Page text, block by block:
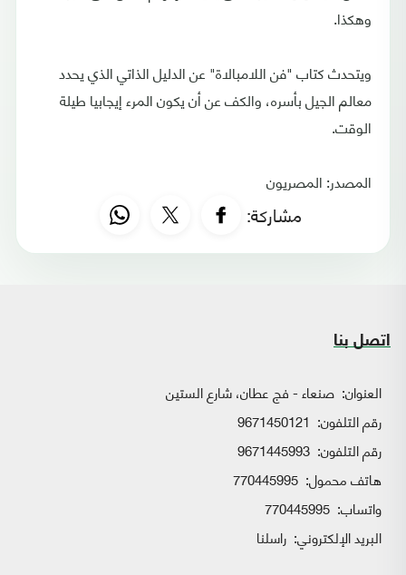
وهكذا.
ويتحدث كتاب "فن اللامبالاة" عن الدليل الذاتي الذي يحدد
معالم الجيل بأسره، والكف عن أن يكون المرء إيجابيا طيلة
الوقت.
المصدر: المصريون
مشاركة:
اتصل بنا
العنوان: صنعاء - فج عطان، شارع الستين
رقم التلفون: 9671450121
رقم التلفون: 9671445993
هاتف محمول: 770445995
واتساب:
البريد الإلكتروني: راسلنا